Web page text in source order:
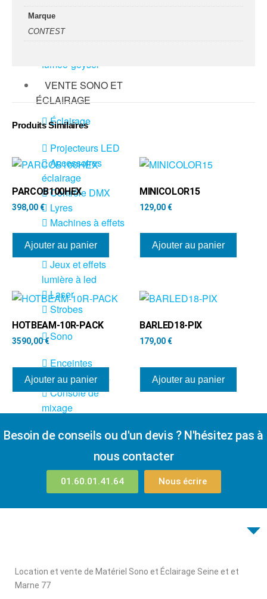
Machines à
étincelles froide
fumée-geyser
VENTE SONO ET
ÉCLAIRAGE
Éclairage
Projecteurs LED
Accessoires
éclairage
Contrôle DMX
Lyres
Machines à effets
Liquides
Jeux et effets
lumière à led
Laser
Strobes
Sono
Enceintes
Amplificateurs
Console de
mixage
Traitements sons
Public adress /
ligne 100V
Microphone
Sono portable sur
Accessoires
Marque
CONTEST
Produits Similaires
PARCOB100HEX
398,00 €
Ajouter au panier
MINICOLOR15
129,00 €
Ajouter au panier
HOTBEAM-10R-PACK
3590,00€
Ajouter au panier
BARLED18-PIX
179,00 €
Ajouter au panier
Besoin de conseils ou d'un devis ? N'hésitez pas à
nous contacter
01.60.01.41.64 Nous écrire
Location et vente de Matériel Sono et Éclairage Seine et et
Marne 77